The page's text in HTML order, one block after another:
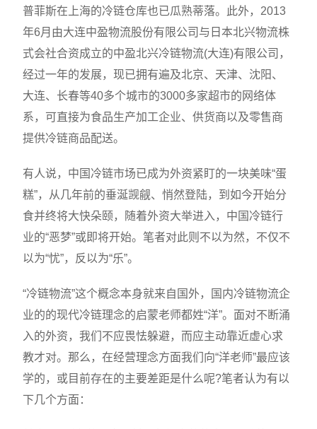
普菲斯在上海的冷链仓库也已瓜熟蒂落。此外，2013
年6月由大连中盈物流股份有限公司与日本北兴物流株
式会社合资成立的中盈北兴冷链物流(大连)有限公司，
经过一年的发展，现已拥有遍及北京、天津、沈阳、
大连、长春等40多个城市的3000多家超市的网络体
系，可直接为食品生产加工企业、供货商以及零售商
提供冷链商品配送。
有人说，中国冷链市场已成为外资紧盯的一块美味“蛋
糕”，从几年前的垂涎觊觎、悄然登陆，到如今开始分
食并终将大快朵颐，随着外资大举进入，中国冷链行
业的“恶梦”或即将开始。笔者对此则不以为然，不仅不
以为“忧”，反以为“乐”。
“冷链物流”这个概念本身就来自国外，国内冷链物流企
业的的现代冷链理念的启蒙老师都姓“洋”。面对不断涌
入的外资，我们不应畏怯躲避，而应主动靠近虚心求
教才对。那么，在经营理念方面我们向“洋老师”最应该
学的，或目前存在的主要差距是什么呢?笔者认为有以
下几个方面：